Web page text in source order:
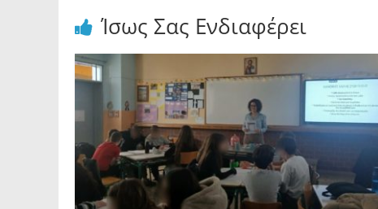
Ίσως Σας Ενδιαφέρει